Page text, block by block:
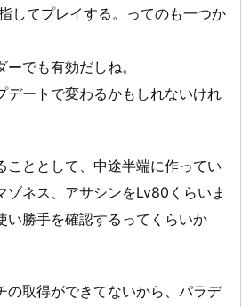
してプレイする。ってのも一つか
でも有効だしね。
デートで変わるかもしれないけれ
こととして、中途半端に作ってい
ゾネス、アサシンをLv80くらいま
い勝手を確認するってくらいか
の取得ができてないから、パラデ